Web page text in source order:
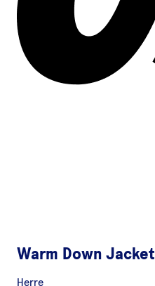
Warm Down Jacket
Herre